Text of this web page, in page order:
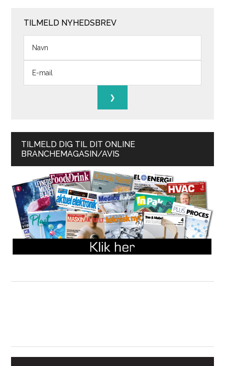
TILMELD NYHEDSBREV
TILMELD DIG TIL DIT ONLINE
BRANCHEMAGASIN/AVIS